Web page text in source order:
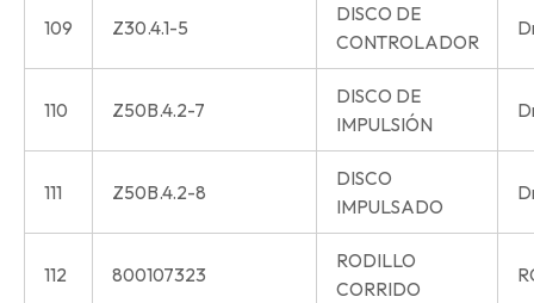
109 Z30.4.1-5
DISCO DE
CONTROLADOR
110 Z50B.4.2-7
DISCO DE
IMPULSIÓN
111 Z50B.4.2-8
DISCO
IMPULSADO
112 800107323
RODILLO
CORRIDO